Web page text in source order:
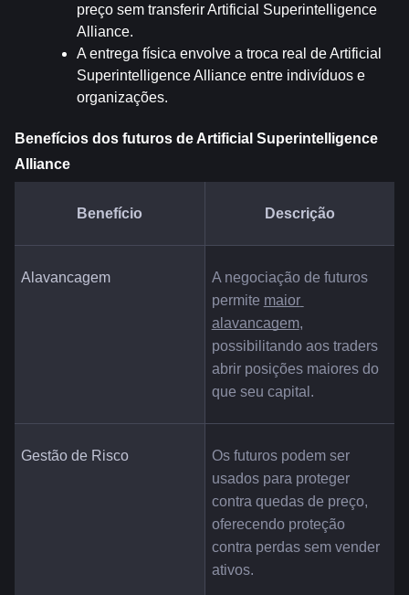
preço sem transferir Artificial Superintelligence
Alliance.
A entrega física envolve a troca real de Artificial
Superintelligence Alliance entre indivíduos e
organizações.
Benefícios dos futuros de Artificial Superintelligence
Alliance
Benefício Descrição
Alavancagem
A negociação de futuros
permite maior
alavancagem,
possibilitando aos traders
abrir posições maiores do
que seu capital.
Gestão de Risco
Os futuros podem ser
usados para proteger
contra quedas de preço,
oferecendo proteção
contra perdas sem vender
ativos.